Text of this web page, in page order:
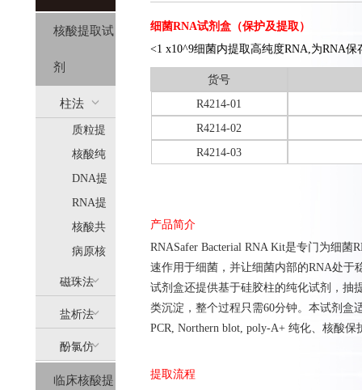
核酸提取试
剂
柱法
质粒提
取
核酸纯
化
DNA提
取
RNA提
取
核酸共
提
(AllPure)
病原核
酸提取
磁珠法
(MagPure)
盐析法
(SolPure)
酚氯仿
(Trizol系
临床核酸提
细菌RNA试剂盒（保护及提取）
<1 x10^9细菌内提取高纯度RNA,为RNA保
货号
R4214-01
R4214-02
R4214-03
产品简介
RNASafer Bacterial RNA Kit是专门为细
速作用于细菌，并让细菌内部的RNA处于
试剂盒还提供基于硅胶柱的纯化试剂，抽
类沉淀，整个过程只需60分钟。本试剂盒
PCR, Northern blot, poly-A+ 纯化、核酸
提取流程